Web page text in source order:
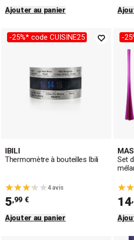
Ajouter au panier
-25%* code CUISINE25
IBILI
Thermomètre à bouteilles Ibili
4 avis
5,99 €
Ajouter au panier
-
Set
14